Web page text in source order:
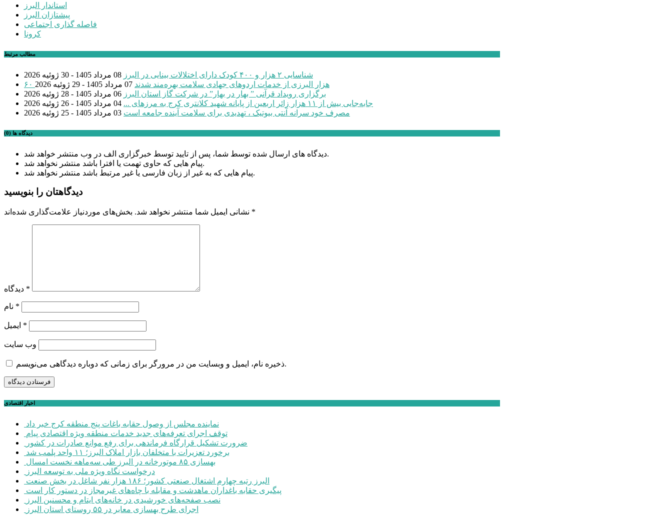
استاندار البرز
پیشتازان البرز
فاصله گذاری اجتماعی
کرونا
مطالب مرتبط
شناسایی ۲ هزار و ۴۰۰ کودک دارای اختلالات بینایی در البرز
08 مرداد 1405 - 30 ژوئیه 2026
۶۰ هزار البرزی از خدمات اردوهای جهادی سلامت بهره‌مند شدند 07 مرداد 1405 - 29 ژوئیه 2026
برگزاری رویداد قرآنی ” بهار در بهار” در شرکت گاز استان البرز 06 مرداد 1405 - 28 ژوئیه 2026
جابه‌جایی بیش از ۱۱ هزار زائر اربعین از پایانه شهید کلانتری کرج به مرزهای ...
04 مرداد 1405 - 26 ژوئیه 2026
مصرف خود سرانه آنتی بیوتیک ، تهدیدی برای سلامت آینده جامعه است 03 مرداد 1405 - 25 ژوئیه 2026
دیدگاه ها (0)
دیدگاه های ارسال شده توسط شما، پس از تایید توسط خبرگزاری الف در وب منتشر خواهد شد.
پیام هایی که حاوی تهمت یا افترا باشد منتشر نخواهد شد.
پیام هایی که به غیر از زبان فارسی یا غیر مرتبط باشد منتشر نخواهد شد.
دیدگاهتان را بنویسید
نشانی ایمیل شما منتشر نخواهد شد. *
*
*
*
وب‌ سایت
ذخیره نام، ایمیل و وبسایت من در مرورگر برای زمانی که دوباره دیدگاهی می‌نویسم.
اخبار اقتصادی
نماینده مجلس از وصول حقابه باغات پنج منطقه کرج خبر داد
توقف اجرای تعرفه‌های جدید خدمات منطقه ویژه اقتصادی پیام
ضرورت تشکیل قرارگاه فرماندهی برای رفع موانع صادرات در کشور
برخورد تعزیرات با متخلفان بازار املاک البرز؛ ۱۱ واحد پلمب شد
بهسازی ۸۵ موتورخانه در البرز طی سه‌ماهه نخست امسال
درخواست نگاه ویژه ملی به توسعه البرز
البرز رتبه چهارم اشتغال صنعتی کشور؛ ۱۸۶ هزار نفر شاغل در بخش صنعت
پیگیری حقابه باغداران ماهدشت و مقابله با چاه‌های غیرمجاز در دستور کار است
نصب صفحه‌های خورشیدی در خانه‌های ایتام و محسنین البرز
اجرای طرح بهسازی معابر در ۵۵ روستای استان البرز